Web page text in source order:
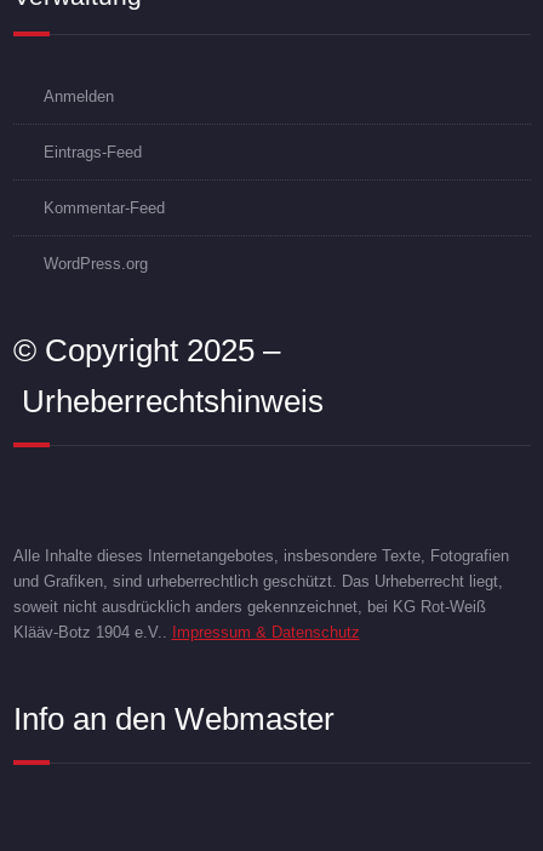
Anmelden
Eintrags-Feed
Kommentar-Feed
WordPress.org
© Copyright 2025 –
Urheberrechtshinweis
Alle Inhalte dieses Internetangebotes, insbesondere Texte, Fotografien
und Grafiken, sind urheberrechtlich geschützt. Das Urheberrecht liegt,
soweit nicht ausdrücklich anders gekennzeichnet, bei KG Rot-Weiß
Klääv-Botz 1904 e.V..
Impressum & Datenschutz
Info an den Webmaster